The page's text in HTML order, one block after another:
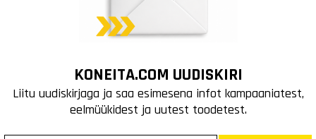
KONEITA.COM UUDISKIRI
Liitu uudiskirjaga ja saa esimesena infot kampaaniatest,
eelmüükidest ja uutest toodetest.